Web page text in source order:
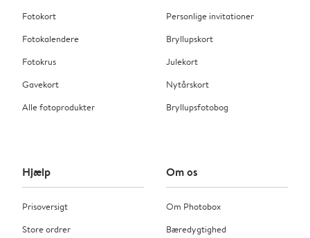
Fotokort
Fotokalendere
Fotokrus
Gavekort
Alle fotoprodukter
Personlige invitationer
Bryllupskort
Julekort
Nytårskort
Bryllupsfotobog
Hjælp
Prisoversigt
Store ordrer
Om os
Om Photobox
Bæredygtighed